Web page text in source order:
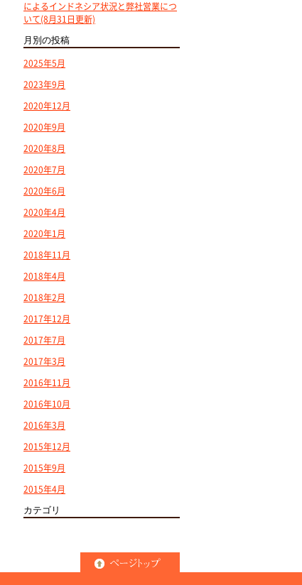
によるインドネシア状況と弊社営業につ
いて(8月31日更新)
月別の投稿
2025年5月
2023年9月
2020年12月
2020年9月
2020年8月
2020年7月
2020年6月
2020年4月
2020年1月
2018年11月
2018年4月
2018年2月
2017年12月
2017年7月
2017年3月
2016年11月
2016年10月
2016年3月
2015年12月
2015年9月
2015年4月
カテゴリ